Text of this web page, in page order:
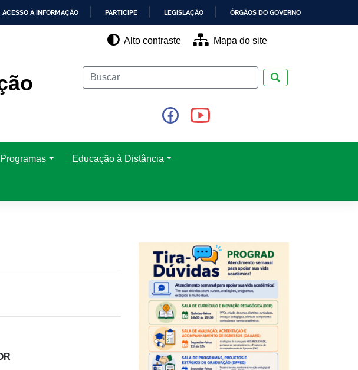
ACESSO À INFORMAÇÃO PARTICIPE LEGISLAÇÃO ÓRGÃOS DO GOVERNO
Alto contraste Mapa do site
Educação à Distância